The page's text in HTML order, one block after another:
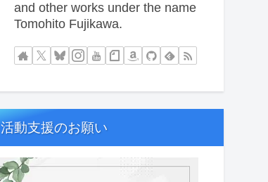
and other works under the name
Tomohito Fujikawa.
活動支援のお願い